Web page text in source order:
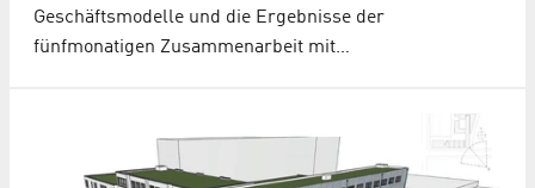
Geschäftsmodelle und die Ergebnisse der
fünfmonatigen Zusammenarbeit mit…